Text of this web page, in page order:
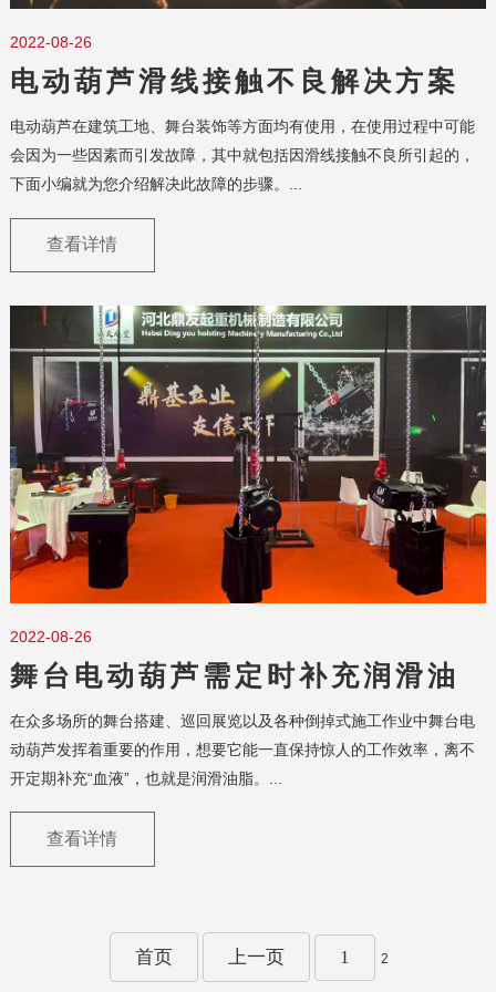
2022-08-26
电动葫芦滑线接触不良解决方案
电动葫芦在建筑工地、舞台装饰等方面均有使用，在使用过程中可能
会因为一些因素而引发故障，其中就包括因滑线接触不良所引起的，
下面小编就为您介绍解决此故障的步骤。...
查看详情
2022-08-26
舞台电动葫芦需定时补充润滑油
脂
在众多场所的舞台搭建、巡回展览以及各种倒掉式施工作业中舞台电
动葫芦发挥着重要的作用，想要它能一直保持惊人的工作效率，离不
开定期补充“血液”，也就是润滑油脂。...
查看详情
首页 上一页 1 2